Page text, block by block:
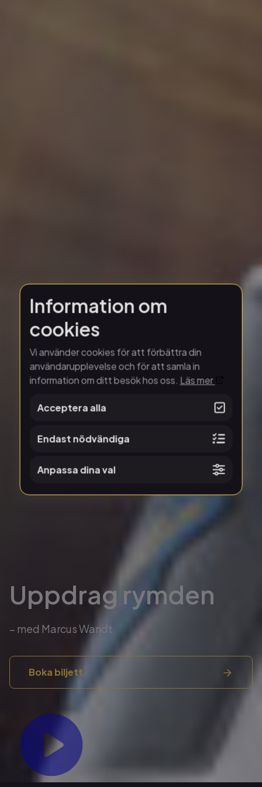
Uppdrag rymden
– med Marcus Wandt
Boka biljett
Information om
cookies
Vi använder cookies för att förbättra din
användarupplevelse och för att samla in
information om ditt besök hos oss. Läs mer
Acceptera alla
Endast nödvändiga
Anpassa dina val